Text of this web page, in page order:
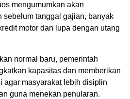
mengumumkan akan
sebelum tanggal gajian, banyak
motor dan lupa dengan utang
normal baru, pemerintah
kapasitas dan memberikan
agar masyarakat lebih disiplin
guna menekan penularan.